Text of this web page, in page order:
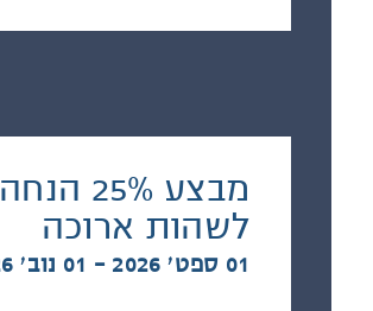
מבצע 25% הנחה
לשהות ארוכה
01 ספט׳ 2026 - 01 נוב׳ 2026